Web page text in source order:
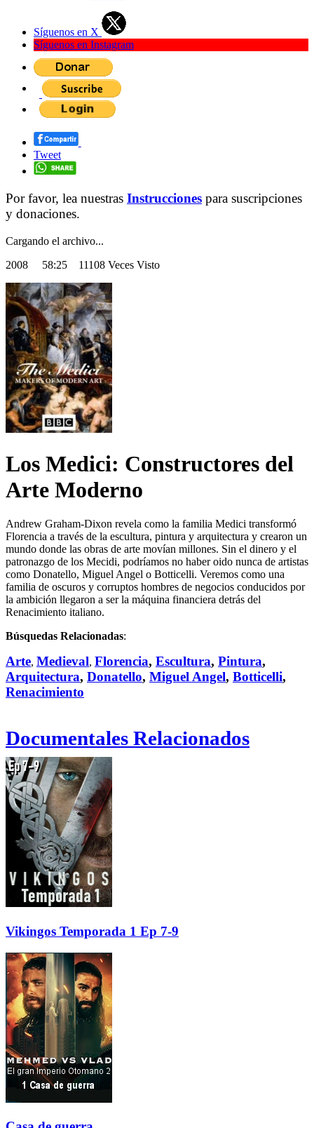
Síguenos en X
Síguenos en Instagram
Tweet
Por favor, lea nuestras Instrucciones para suscripciones
y donaciones.
Cargando el archivo...
2008 58:25 11108 Veces Visto
Los Medici: Constructores del
Arte Moderno
Andrew Graham-Dixon revela como la familia Medici transformó
Florencia a través de la escultura, pintura y arquitectura y crearon un
mundo donde las obras de arte movían millones. Sin el dinero y el
patronazgo de los Mecidi, podríamos no haber oido nunca de artistas
como Donatello, Miguel Angel o Botticelli. Veremos como una
familia de oscuros y corruptos hombres de negocios conducidos por
la ambición llegaron a ser la máquina financiera detrás del
Renacimiento italiano.
Búsquedas Relacionadas:
Arte, Medieval, Florencia, Escultura, Pintura,
Arquitectura, Donatello, Miguel Angel, Botticelli,
Renacimiento
Documentales Relacionados
Vikingos Temporada 1 Ep 7-9